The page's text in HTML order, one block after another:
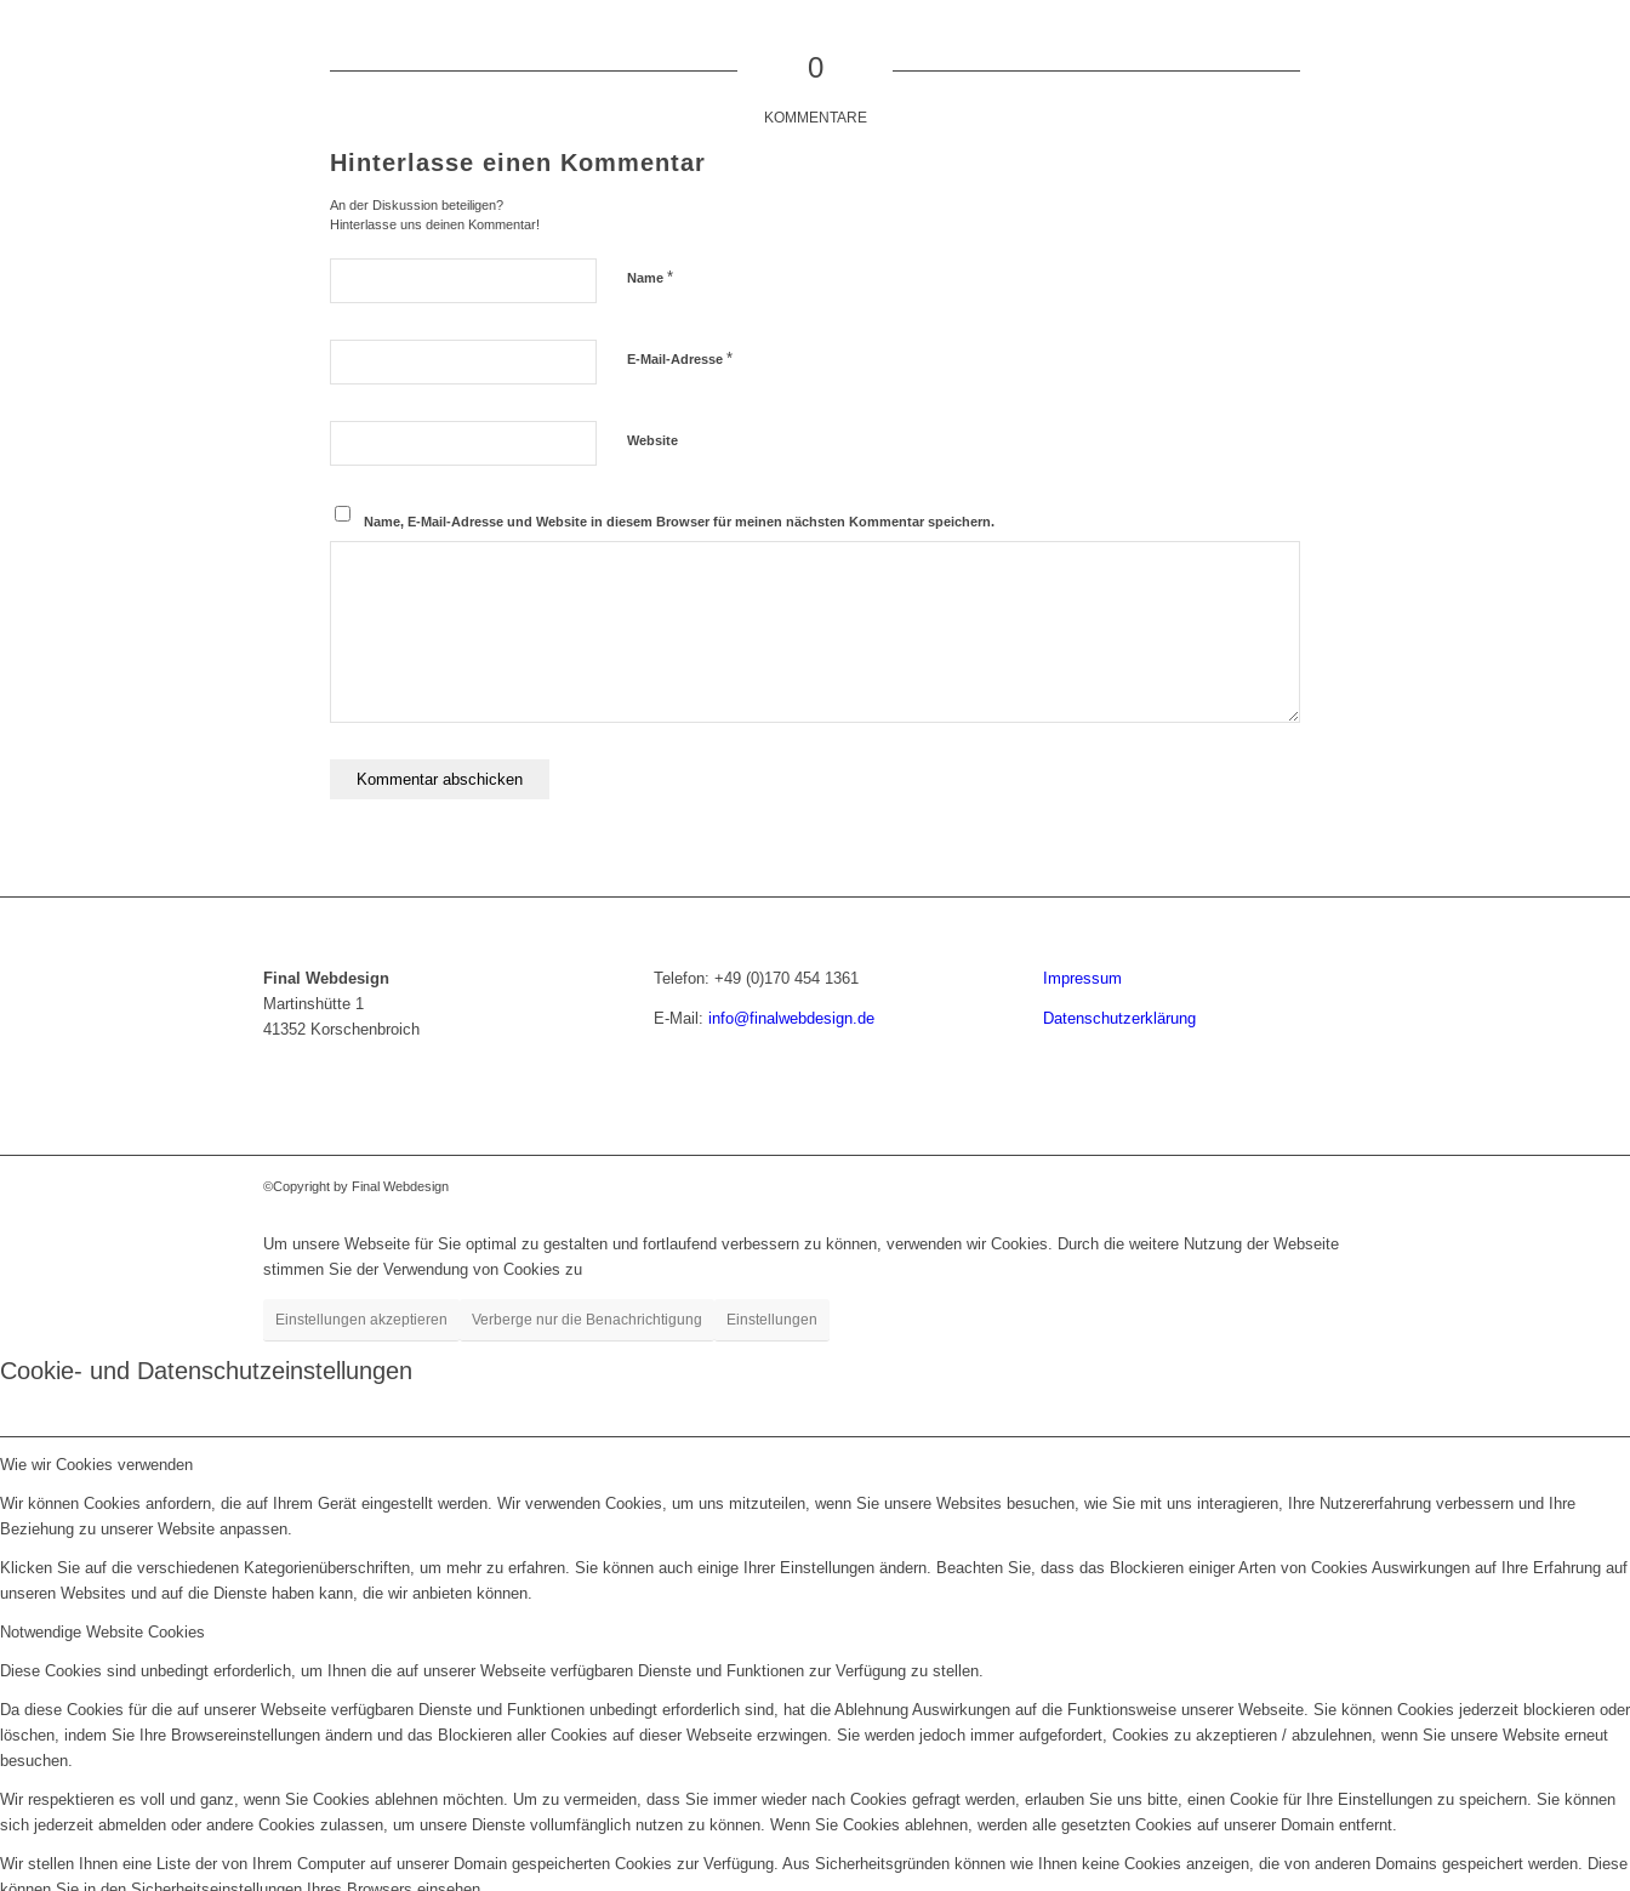
0
KOMMENTARE
Hinterlasse einen Kommentar
An der Diskussion beteiligen?
Hinterlasse uns deinen Kommentar!
Name *
E-Mail-Adresse *
Website
Name, E-Mail-Adresse und Website in diesem Browser für meinen nächsten Kommentar speichern.
Final Webdesign
Martinshütte 1
41352 Korschenbroich
Telefon: +49 (0)170 454 1361
E-Mail: info@finalwebdesign.de
Impressum
Datenschutzerklärung
©Copyright by Final Webdesign
Um unsere Webseite für Sie optimal zu gestalten und fortlaufend verbessern zu können, verwenden wir Cookies. Durch die weitere Nutzung der Webseite
stimmen Sie der Verwendung von Cookies zu
Einstellungen akzeptieren Verberge nur die Benachrichtigung Einstellungen
Cookie- und Datenschutzeinstellungen
Wie wir Cookies verwenden
Wir können Cookies anfordern, die auf Ihrem Gerät eingestellt werden. Wir verwenden Cookies, um uns mitzuteilen, wenn Sie unsere Websites besuchen, wie Sie mit uns interagieren, Ihre Nutzererfahrung verbessern und Ihre
Beziehung zu unserer Website anpassen.
Klicken Sie auf die verschiedenen Kategorienüberschriften, um mehr zu erfahren. Sie können auch einige Ihrer Einstellungen ändern. Beachten Sie, dass das Blockieren einiger Arten von Cookies Auswirkungen auf Ihre Erfahrung auf
unseren Websites und auf die Dienste haben kann, die wir anbieten können.
Notwendige Website Cookies
Diese Cookies sind unbedingt erforderlich, um Ihnen die auf unserer Webseite verfügbaren Dienste und Funktionen zur Verfügung zu stellen.
Da diese Cookies für die auf unserer Webseite verfügbaren Dienste und Funktionen unbedingt erforderlich sind, hat die Ablehnung Auswirkungen auf die Funktionsweise unserer Webseite. Sie können Cookies jederzeit blockieren oder
löschen, indem Sie Ihre Browsereinstellungen ändern und das Blockieren aller Cookies auf dieser Webseite erzwingen. Sie werden jedoch immer aufgefordert, Cookies zu akzeptieren / abzulehnen, wenn Sie unsere Website erneut
besuchen.
Wir respektieren es voll und ganz, wenn Sie Cookies ablehnen möchten. Um zu vermeiden, dass Sie immer wieder nach Cookies gefragt werden, erlauben Sie uns bitte, einen Cookie für Ihre Einstellungen zu speichern. Sie können
sich jederzeit abmelden oder andere Cookies zulassen, um unsere Dienste vollumfänglich nutzen zu können. Wenn Sie Cookies ablehnen, werden alle gesetzten Cookies auf unserer Domain entfernt.
Wir stellen Ihnen eine Liste der von Ihrem Computer auf unserer Domain gespeicherten Cookies zur Verfügung. Aus Sicherheitsgründen können wie Ihnen keine Cookies anzeigen, die von anderen Domains gespeichert werden. Diese